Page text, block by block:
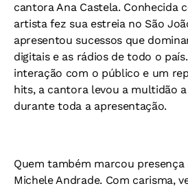
cantora Ana Castela. Conhecida
artista fez sua estreia no São
apresentou sucessos que
digitais e as rádios de todo o
interação com o público e um
hits, a cantora levou a multidão
durante toda a apresentação.
Quem também marcou
Michele Andrade. Com carisma,